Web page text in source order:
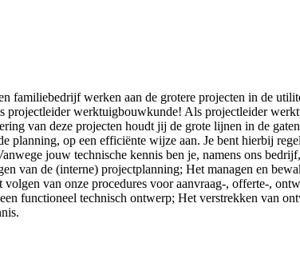
werken aan de grotere projecten in de
werktuigbouwkunde! Als projectleider
van deze projecten houdt jij de grote lijnen in de
planning, op een efficiënte wijze aan. Je bent hierbij
jouw technische kennis ben je, namens ons
van de (interne) projectplanning; Het managen en
van onze procedures voor aanvraag-, offerte-,
functioneel technisch ontwerp; Het verstrekken van